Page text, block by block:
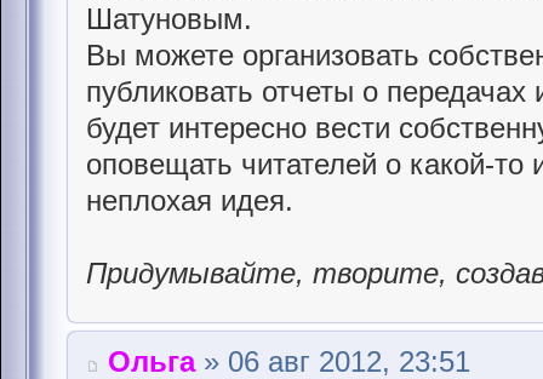
Шатуновым.
Вы можете организовать
публиковать отчеты о
будет интересно вести
оповещать читателей о какой-
неплохая идея.
Придумывайте, творите,
Ольга» 06 авг 2012, 23:51